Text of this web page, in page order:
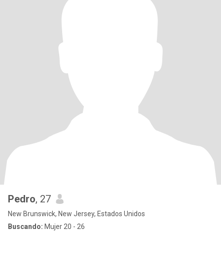
Pedro, 27
New Brunswick, New Jersey, Estados Unidos
Buscando: Mujer 20 - 26